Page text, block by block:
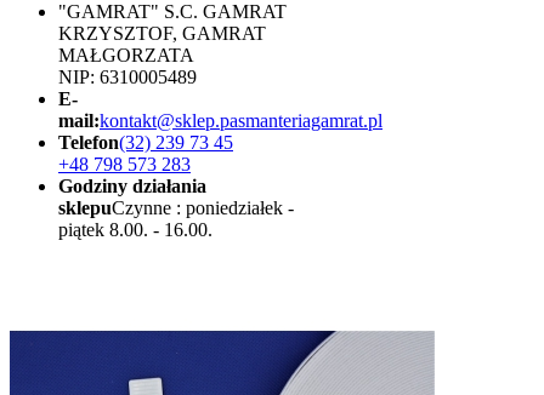
"GAMRAT" S.C. GAMRAT
KRZYSZTOF, GAMRAT
MAŁGORZATA
NIP: 6310005489
E-
mail:kontakt@sklep.pasmanteriagamrat.pl
Telefon(32) 239 73 45
+48 798 573 283
Godziny działania
sklepuCzynne : poniedziałek -
piątek 8.00. - 16.00.